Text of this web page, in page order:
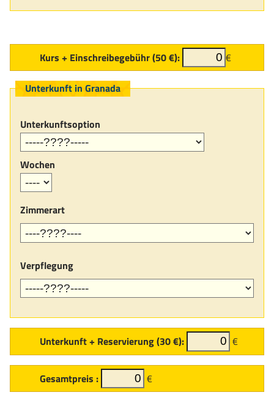
Kurs + Einschreibegebühr (50 €): €
Unterkunft in Granada
Unterkunftsoption
Wochen
Zimmerart
Verpflegung
Unterkunft + Reservierung (30 €): €
Gesamtpreis : €